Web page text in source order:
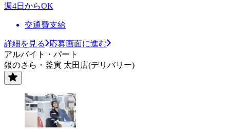
週4日からOK
交通費支給
詳細を見る
応募画面に進む
アルバイト・パート
銀のさら・釜寅 太田店(デリバリー)